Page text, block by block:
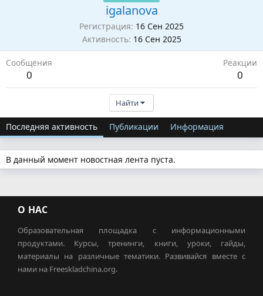
igalanova
Регистрация 16 Сен 2025
Активность 16 Сен 2025
Сообщения
0
Реакции
0
Найти
Последняя активность Публикации Информация
В данный момент новостная лента пуста.
О НАС
Образовательная площадка с информационными
продуктами. Курсы, тренинги, книги, уроки, гайды,
материалы на различные тематики. Развивайся вместе с
нами на Freeskladchina.org.